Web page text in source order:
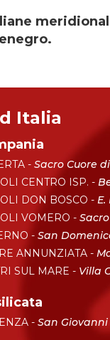
Italia
- Sacro Cuore
CENTRO ISP. -
DON BOSCO -
VOMERO -
- San
ANNUNZIATA -
SUL MARE - Villa
- San Giovanni